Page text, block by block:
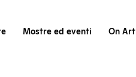
Mostre ed eventi On Art